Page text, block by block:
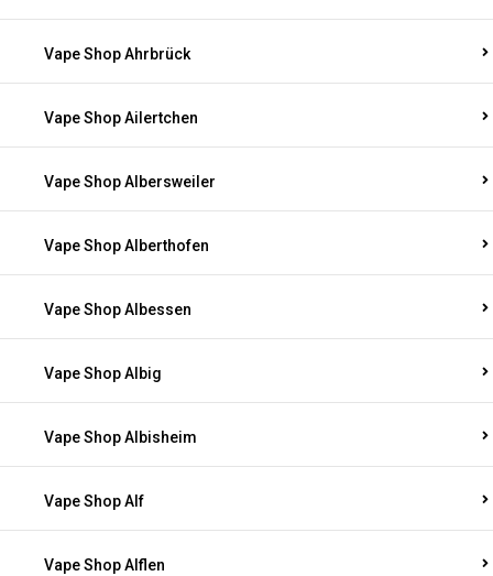
Vape Shop Ahrbrück
Vape Shop Ailertchen
Vape Shop Albersweiler
Vape Shop Alberthofen
Vape Shop Albessen
Vape Shop Albig
Vape Shop Albisheim
Vape Shop Alf
Vape Shop Alflen